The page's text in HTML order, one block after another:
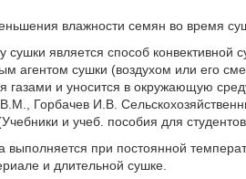
влажности семян во время
является способ конвективной
агентом сушки (воздухом или его
газами и уносится в окружающую
Горбачев И.В.
и учеб. пособия для
выполняется при постоянной
и длительной сушке.